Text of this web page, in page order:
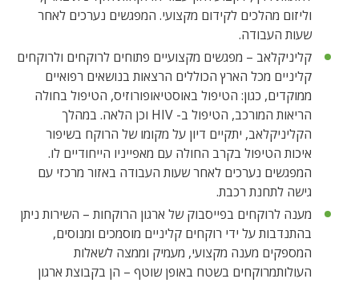
וליזום מהלכים לקידום מקצועי. המפגשים נערכים לאחר
שעות העבודה.
קליניקלאב – מפגשים מקצועיים פתוחים לרוקחים ולרוקחים
קליניים מכל הארץ הכוללים הרצאות בנושאים רפואיים
ממוקדים, כגון: הטיפול באוסטיאופורוזיס, הטיפול בחולה
הריאות המורכב, הטיפול ב- HIV וכן הלאה. במהלך
הקליניקלאב, יתקיים דיון על מקומו של הרוקח בשיפור
איכות הטיפול בקרב החולה עם מאפייניו הייחודיים לו.
המפגשים נערכים לאחר שעות העבודה באזור מרכזי עם
גישה לתחנת רכבת.
מענה לרוקחים בפייסבוק של ארגון הרוקחות – השירות ניתן
בהתנדבות על ידי רוקחים קליניים מוסמכים ומנוסים,
המספקים מענה מקצועי, מעמיק וממצה לשאלות
העולותמרוקחים בשטח באופן שוטף – הן בקבוצת ארגון